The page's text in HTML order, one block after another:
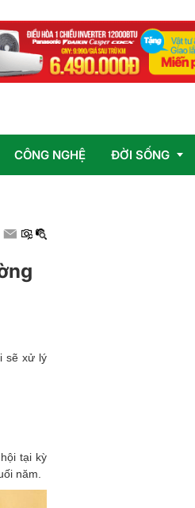
CÔNG NGHỆ ĐỜI SỐNG
sẽ xử lý
tại kỳ
năm.